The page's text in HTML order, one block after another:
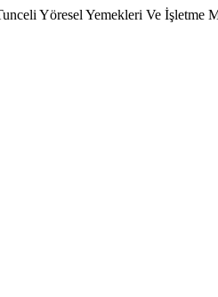
Yöresel Yemekleri Ve İşletme